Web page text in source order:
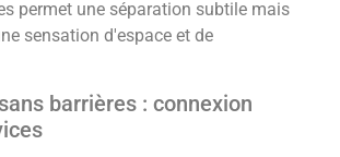
permet une séparation subtile mais
sensation d'espace et de
barrières : connexion